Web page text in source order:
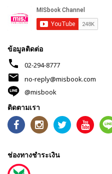
ข้อมูลติดต่อ
phone 02-294-8777
mail
no-reply@misbook.com
@misbook
ติดตามเรา
ช่องทางชำระเงิน